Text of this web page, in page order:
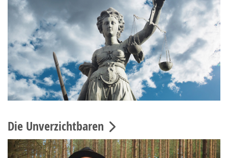
Die Unverzichtbaren